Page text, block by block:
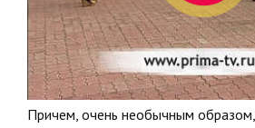
Причем, очень необычным образом,